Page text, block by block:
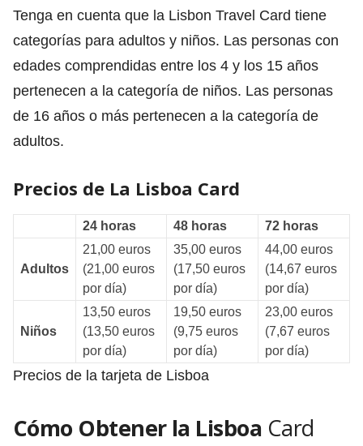
Tenga en cuenta que la Lisbon Travel Card tiene
categorías para adultos y niños. Las personas con
edades comprendidas entre los 4 y los 15 años
pertenecen a la categoría de niños. Las personas
de 16 años o más pertenecen a la categoría de
adultos.
Precios de La Lisboa Card
24 horas 48 horas 72 horas
Adultos
21,00 euros
(21,00 euros
por día)
35,00 euros
(17,50 euros
por día)
44,00 euros
(14,67 euros
por día)
Niños
13,50 euros
(13,50 euros
por día)
19,50 euros
(9,75 euros
por día)
23,00 euros
(7,67 euros
por día)
Precios de la tarjeta de Lisboa
Cómo Obtener la Lisboa Card